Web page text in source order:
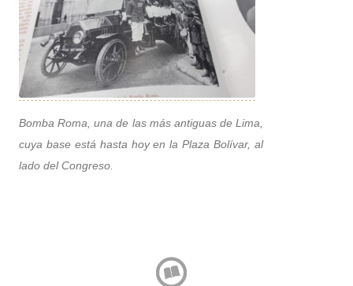
Bomba Roma, una de las más antiguas de Lima,
cuya base está hasta hoy en la Plaza Bolívar, al
lado del Congreso.